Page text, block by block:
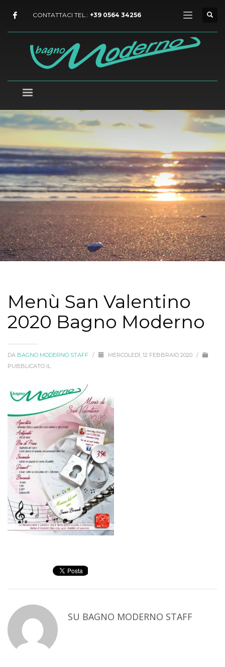
CONTATTACI TEL.: +39 0564 34256
Menù San Valentino
2020 Bagno Moderno
DA BAGNO MODERNO STAFF / MERCOLEDÌ, 12 FEBBRAIO 2020 /
PUBBLICATO IL
SU BAGNO MODERNO STAFF